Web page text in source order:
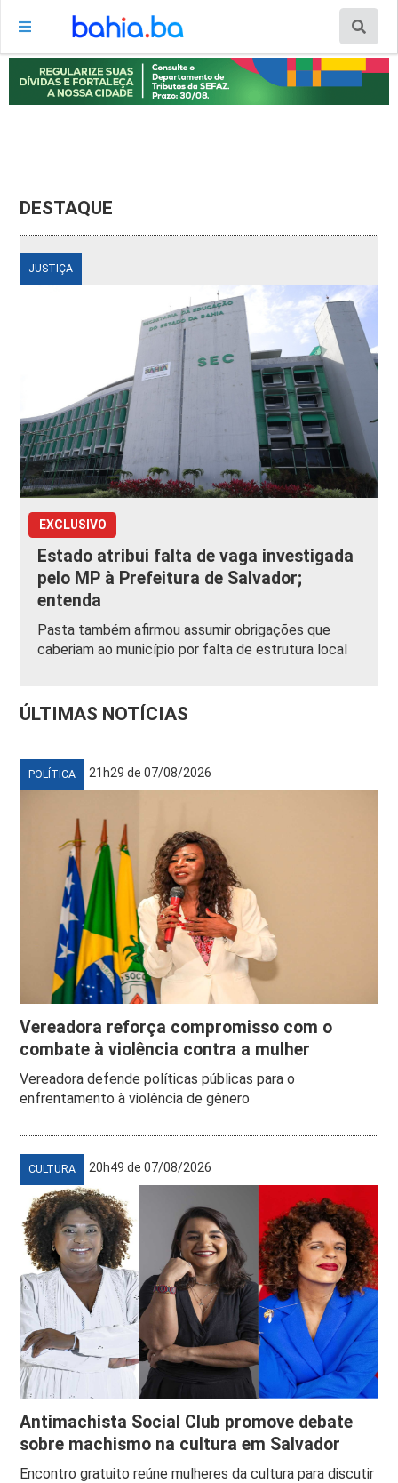
DESTAQUE
JUSTIÇA
EXCLUSIVO
Estado atribui falta de vaga investigada
pelo MP à Prefeitura de Salvador;
entenda
Pasta também afirmou assumir obrigações que
caberiam ao município por falta de estrutura local
ÚLTIMAS NOTÍCIAS
POLÍTICA 21h29 de 07/08/2026
Vereadora reforça compromisso com o
combate à violência contra a mulher
Vereadora defende políticas públicas para o
enfrentamento à violência de gênero
CULTURA 20h49 de 07/08/2026
Antimachista Social Club promove debate
sobre machismo na cultura em Salvador
Encontro gratuito reúne mulheres da cultura para discutir